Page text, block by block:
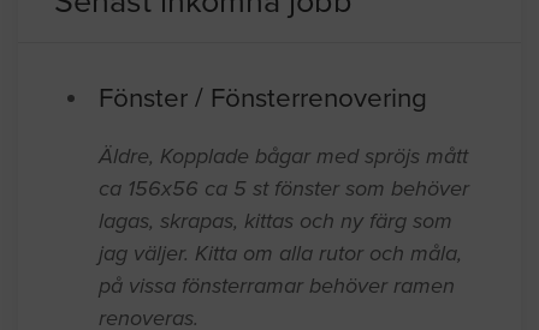
Snickare i Malmö
Senast inkomna jobb
Fönster / Fönsterrenovering
Äldre, Kopplade bågar med spröjs mått
ca 156x56 ca 5 st fönster som behöver
lagas, skrapas, kittas och ny färg som